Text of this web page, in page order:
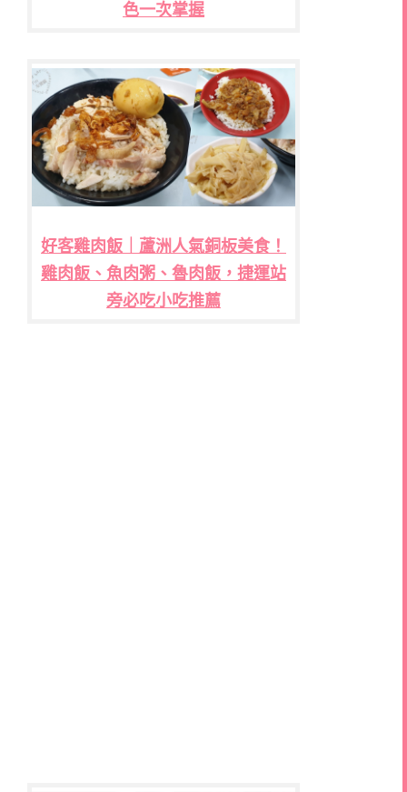
色一次掌握
好客雞肉飯｜蘆洲人氣銅板美食！
雞肉飯、魚肉粥、魯肉飯，捷運站
旁必吃小吃推薦